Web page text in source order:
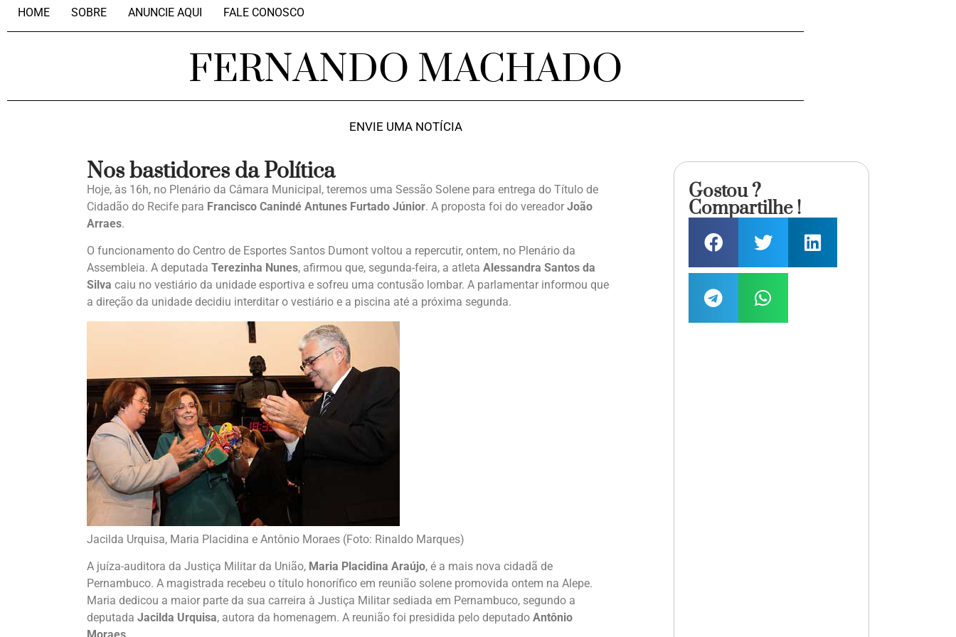
HOME SOBRE ANUNCIE AQUI FALE CONOSCO
FERNANDO MACHADO
ENVIE UMA NOTÍCIA
Nos bastidores da Política
Hoje, às 16h, no Plenário da Câmara Municipal, teremos uma Sessão Solene para entrega do Título de
Cidadão do Recife para Francisco Canindé Antunes Furtado Júnior. A proposta foi do vereador João
Arraes.
O funcionamento do Centro de Esportes Santos Dumont voltou a repercutir, ontem, no Plenário da
Assembleia. A deputada Terezinha Nunes, afirmou que, segunda-feira, a atleta Alessandra Santos da
Silva caiu no vestiário da unidade esportiva e sofreu uma contusão lombar. A parlamentar informou que
a direção da unidade decidiu interditar o vestiário e a piscina até a próxima segunda.
Jacilda Urquisa, Maria Placidina e Antônio Moraes (Foto: Rinaldo Marques)
A juíza-auditora da Justiça Militar da União, Maria Placidina Araújo, é a mais nova cidadã de
Pernambuco. A magistrada recebeu o título honorífico em reunião solene promovida ontem na Alepe.
Maria dedicou a maior parte da sua carreira à Justiça Militar sediada em Pernambuco, segundo a
deputada Jacilda Urquisa, autora da homenagem. A reunião foi presidida pelo deputado Antônio
Gostou ?
Compartilhe !